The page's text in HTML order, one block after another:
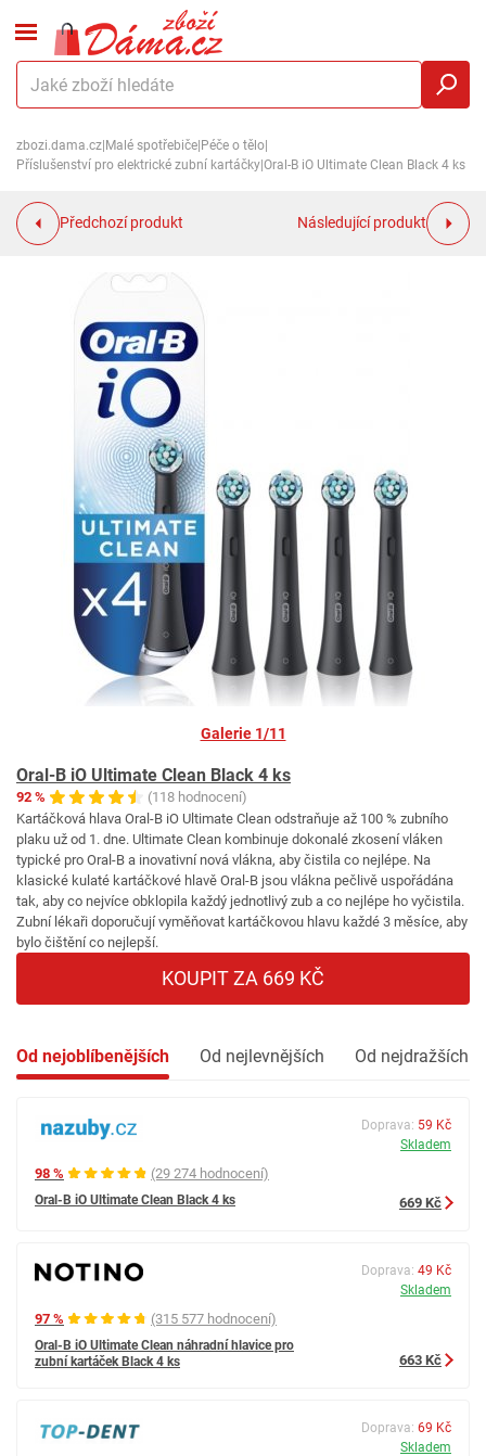
zbozi.dama.cz Malé spotřebiče Péče o tělo
Příslušenství pro elektrické zubní kartáčky Oral-B iO Ultimate Clean Black 4 ks
Předchozí produkt Následující produkt
Galerie 1/11
Oral-B iO Ultimate Clean Black 4 ks
92 %
(118 hodnocení)
Kartáčková hlava Oral-B iO Ultimate Clean odstraňuje až 100 % zubního
plaku už od 1. dne. Ultimate Clean kombinuje dokonalé zkosení vláken
typické pro Oral-B a inovativní nová vlákna, aby čistila co nejlépe. Na
klasické kulaté kartáčkové hlavě Oral-B jsou vlákna pečlivě uspořádána
tak, aby co nejvíce obklopila každý jednotlivý zub a co nejlépe ho vyčistila.
Zubní lékaři doporučují vyměňovat kartáčkovou hlavu každé 3 měsíce, aby
bylo čištění co nejlepší.
KOUPIT ZA 669 KČ
Od nejoblíbenějších Od nejlevnějších Od nejdražších
98 % (29 274 hodnocení)
Oral-B iO Ultimate Clean Black 4 ks
Doprava: 59 Kč
Skladem
669 Kč
97 % (315 577 hodnocení)
Oral-B iO Ultimate Clean náhradní hlavice pro
zubní kartáček Black 4 ks
Doprava: 49 Kč
Skladem
663 Kč
Doprava: 69 Kč
Skladem